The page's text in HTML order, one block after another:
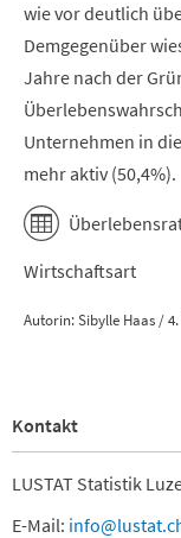
wie vor deutlich
Demgegenüber
Jahre nach der
Unternehmen in
mehr aktiv (50,4%).
Wirtschaftsart
Autorin: Sibylle Haas /
Kontakt
LUSTAT Statistik
E-Mail: